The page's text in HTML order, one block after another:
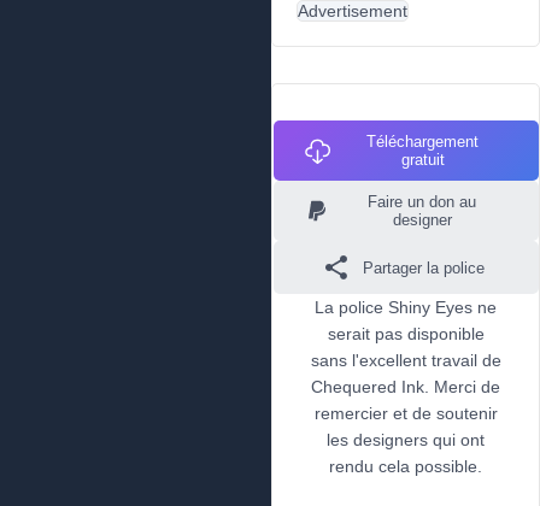
Advertisement
Téléchargement
gratuit
Faire un don au
designer
Partager la police
La police Shiny Eyes ne
serait pas disponible
sans l'excellent travail de
Chequered Ink. Merci de
remercier et de soutenir
les designers qui ont
rendu cela possible.